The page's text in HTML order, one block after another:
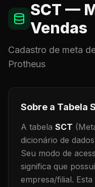
SCT —
Vendas
Cadastro de meta
Protheus
Sobre a Tabela
A tabela SCT
dicionário de
Seu modo de
significa que
empresa/filial.